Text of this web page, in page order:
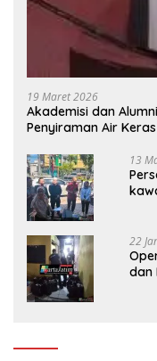
19 Maret 2026
Akademisi dan
Penyiraman Air
13
22
dan